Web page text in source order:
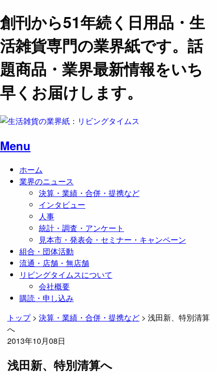
創刊から51年続く日用品・生
活雑貨専門の業界紙です。話
題商品・業界最新情報をいち
早くお届けします。
Menu
ホーム
業界のニュース
決算・業績・合併・提携など
インタビュー
人事
統計・調査・アンケート
見本市・発表会・セミナー・キャンペーン
組合・団体活動
流通・店舗・無店舗
リビングタイムスについて
会社概要
購読・申し込み
トップ> 決算・業績・合併・提携など > 浅田新、特別清算
へ
2013年10月08日
浅田新、特別清算へ